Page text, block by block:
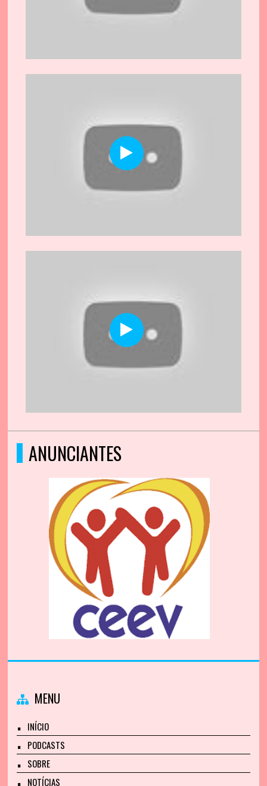
ANUNCIANTES
MENU
INÍCIO
PODCASTS
SOBRE
NOTÍCIAS